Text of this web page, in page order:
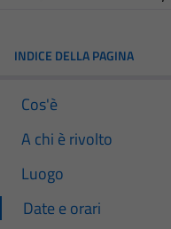
INDICE DELLA PAGINA
Cos'è
A chi è rivolto
Luogo
Date e orari